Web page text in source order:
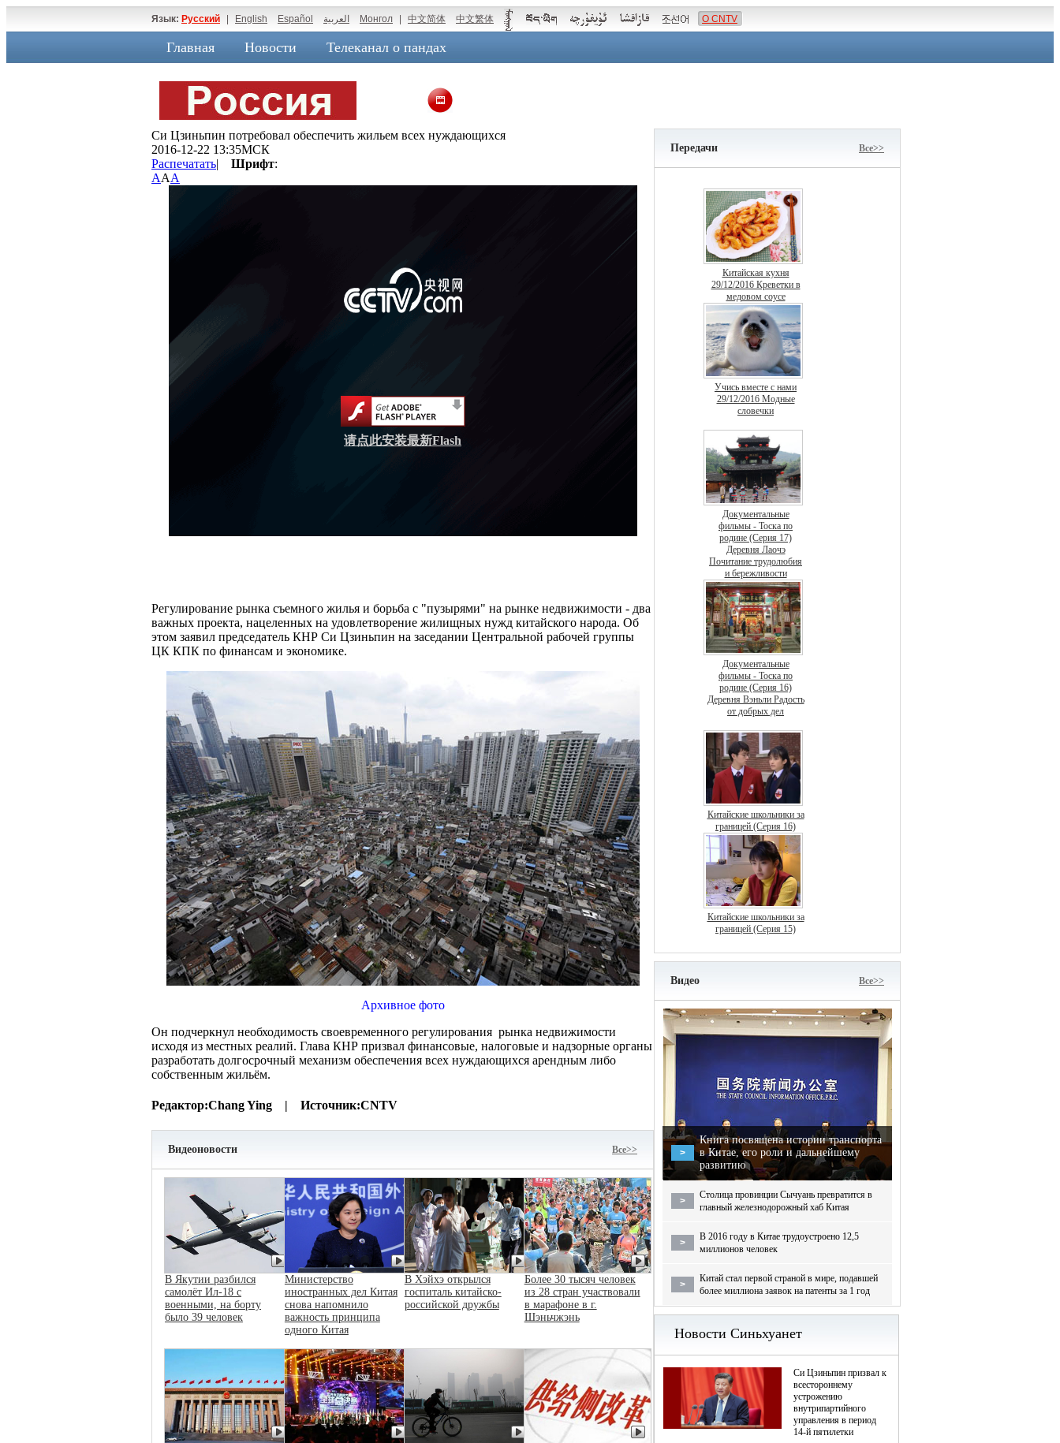
Язык: Русский English Español العربية Монгол 中文简体 中文繁体 О CNTV
Главная Новости Телеканал о пандах
Си Цзиньпин потребовал обеспечить жильем всех нуждающихся
2016-12-22 13:35МСК
Распечатать| Шрифт:
AAA
请点此安装最新Flash
Регулирование рынка съемного жилья и борьба с "пузырями" на рынке недвижимости - два
важных проекта, нацеленных на удовлетворение жилищных нужд китайского народа. Об
этом заявил председатель КНР Си Цзиньпин на заседании Центральной рабочей группы
ЦК КПК по финансам и экономике.
Архивное фото
Он подчеркнул необходимость своевременного регулирования рынка недвижимости
исходя из местных реалий. Глава КНР призвал финансовые, налоговые и надзорные органы
разработать долгосрочный механизм обеспечения всех нуждающихся арендным либо
собственным жильём.
Редактор:Chang Ying | Источник:CNTV
Видеоновости Bce>>
В Якутии разбился
самолёт Ил-18 с
военными, на борту
было 39 человек
Министерство
иностранных дел Китая
снова напомнило
важность принципа
одного Китая
В Хэйхэ открылся
госпиталь китайско-
российской дружбы
Более 30 тысяч человек
из 28 стран участвовали
в марафоне в г.
Шэньчжэнь
Передачи Все>>
Китайская кухня
29/12/2016 Креветки в
медовом соусе
Учись вместе с нами
29/12/2016 Модные
словечки
Документальные
фильмы - Тоска по
родине (Серия 17)
Деревня Лаочэ
Почитание трудолюбия
и бережливости
Документальные
фильмы - Тоска по
родине (Серия 16)
Деревня Вэньли Радость
от добрых дел
Китайские школьники за
границей (Серия 16)
Китайские школьники за
границей (Серия 15)
Видео Bce>>
>
Книга посвящена истории транспорта
в Китае, его роли и дальнейшему
развитию
>
Столица провинции Сычуань превратится в
главный железнодорожный хаб Китая
>
В 2016 году в Китае трудоустроено 12,5
миллионов человек
>
Китай стал первой страной в мире, подавшей
более миллиона заявок на патенты за 1 год